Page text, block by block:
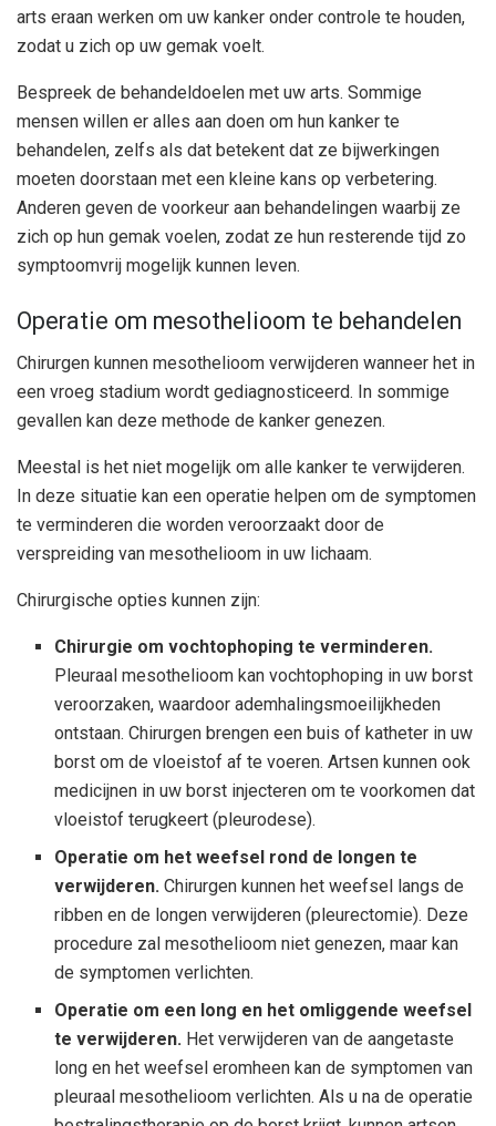
arts eraan werken om uw kanker onder controle te houden,
zodat u zich op uw gemak voelt.
Bespreek de behandeldoelen met uw arts. Sommige
mensen willen er alles aan doen om hun kanker te
behandelen, zelfs als dat betekent dat ze bijwerkingen
moeten doorstaan ​​met een kleine kans op verbetering.
Anderen geven de voorkeur aan behandelingen waarbij ze
zich op hun gemak voelen, zodat ze hun resterende tijd zo
symptoomvrij mogelijk kunnen leven.
Operatie om mesothelioom te behandelen
Chirurgen kunnen mesothelioom verwijderen wanneer het in
een vroeg stadium wordt gediagnosticeerd. In sommige
gevallen kan deze methode de kanker genezen.
Meestal is het niet mogelijk om alle kanker te verwijderen.
In deze situatie kan een operatie helpen om de symptomen
te verminderen die worden veroorzaakt door de
verspreiding van mesothelioom in uw lichaam.
Chirurgische opties kunnen zijn:
Chirurgie om vochtophoping te verminderen.
Pleuraal mesothelioom kan vochtophoping in uw borst
veroorzaken, waardoor ademhalingsmoeilijkheden
ontstaan. Chirurgen brengen een buis of katheter in uw
borst om de vloeistof af te voeren. Artsen kunnen ook
medicijnen in uw borst injecteren om te voorkomen dat
vloeistof terugkeert (pleurodese).
Operatie om het weefsel rond de longen te
verwijderen. Chirurgen kunnen het weefsel langs de
ribben en de longen verwijderen (pleurectomie). Deze
procedure zal mesothelioom niet genezen, maar kan
de symptomen verlichten.
Operatie om een ​​long en het omliggende weefsel
te verwijderen. Het verwijderen van de aangetaste
long en het weefsel eromheen kan de symptomen van
pleuraal mesothelioom verlichten. Als u na de operatie